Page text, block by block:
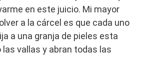
en este juicio. Mi mayor
a la cárcel es que cada uno
a una granja de pieles esta
las vallas y abran todas las